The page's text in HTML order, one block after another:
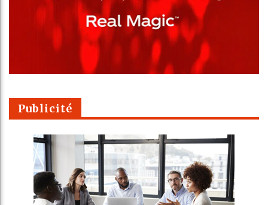
Publicité